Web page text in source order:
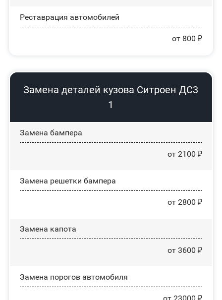
Реставрация автомобилей
от 800 ₽
Замена деталей кузова Ситроен ДС3
1
Замена бампера
от 2100 ₽
Замена решетки бампера
от 2800 ₽
Замена капота
от 3600 ₽
Замена порогов автомобиля